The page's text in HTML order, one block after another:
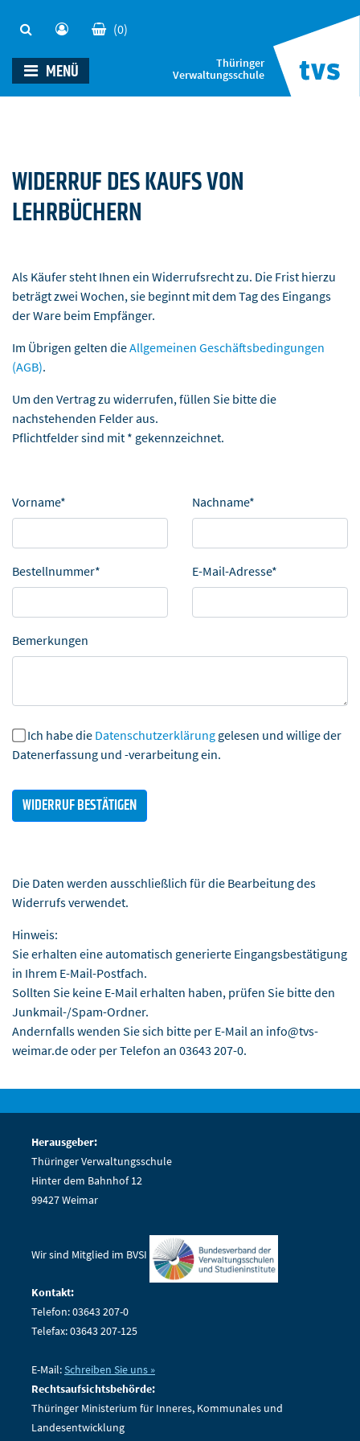
Thüringer
Verwaltungsschule
(0)
MENÜ
WIDERRUF DES KAUFS VON
LEHRBÜCHERN
Als Käufer steht Ihnen ein Widerrufsrecht zu. Die Frist hierzu
beträgt zwei Wochen, sie beginnt mit dem Tag des Eingangs
der Ware beim Empfänger.
Im Übrigen gelten dieAllgemeinen Geschäftsbedingungen
(AGB).
Um den Vertrag zu widerrufen, füllen Sie bitte die
nachstehenden Felder aus.
Pflichtfelder sind mit * gekennzeichnet.
Vorname* Nachname*
Bestellnummer* E-Mail-Adresse*
Bemerkungen
Ich habe die Datenschutzerklärung gelesen und willige der
Datenerfassung und -verarbeitung ein.
Die Daten werden ausschließlich für die Bearbeitung des
Widerrufs verwendet.
Hinweis:
Sie erhalten eine automatisch generierte Eingangsbestätigung
in Ihrem E-Mail-Postfach.
Sollten Sie keine E-Mail erhalten haben, prüfen Sie bitte den
Junkmail-/Spam-Ordner.
Andernfalls wenden Sie sich bitte per E-Mail an info@tvs-
weimar.de oder per Telefon an 03643 207-0.
Herausgeber:
Thüringer Verwaltungsschule
Hinter dem Bahnhof 12
99427 Weimar
Wir sind Mitglied im BVSI
Kontakt:
Telefon: 03643 207-0
Telefax: 03643 207-125
E-Mail:Schreiben Sie uns »
Rechtsaufsichtsbehörde:
Thüringer Ministerium für Inneres, Kommunales und
Landesentwicklung